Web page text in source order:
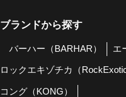
ブランドから探す
バーハー（BARHAR） エ
ロックエキゾチカ（
コング（KONG）